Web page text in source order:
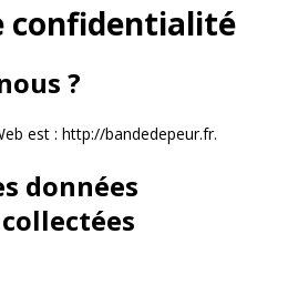
confidentialité
?
est : http://bandedepeur.fr.
données